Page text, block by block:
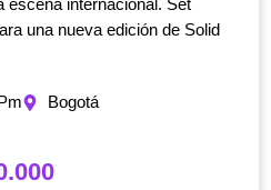
escena internacional. Set
una nueva edición de Solid
Bogotá
Rango